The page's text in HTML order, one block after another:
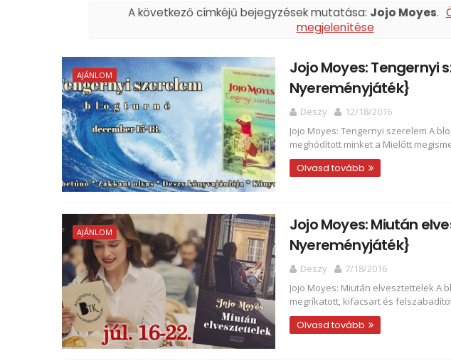
A következő címkéjű bejegyzések mutatása: Jojo Moyes.
megjelenítése
AJÁNLOM
Jojo Moyes: Tengernyi
Nyereményjáték}
Deszy
12/18/2016
Jojo Moyes: Tengernyi ​szerelem A
meghódított minket a Mielőtt
Olvasd tovább
AJÁNLOM
Jojo Moyes: Miután
Nyereményjáték}
Deszy
7/18/2016
Jojo Moyes: Miután elvesztettelek A
megríkatott, kifacsart és
Olvasd tovább